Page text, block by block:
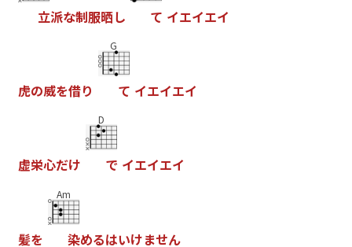
立派な制服晒し て イエイエイ
虎の威を借り
G
て イエイエイ
虚栄心だけ
D
で イエイエイ
髪を
Am
染めるはいけません